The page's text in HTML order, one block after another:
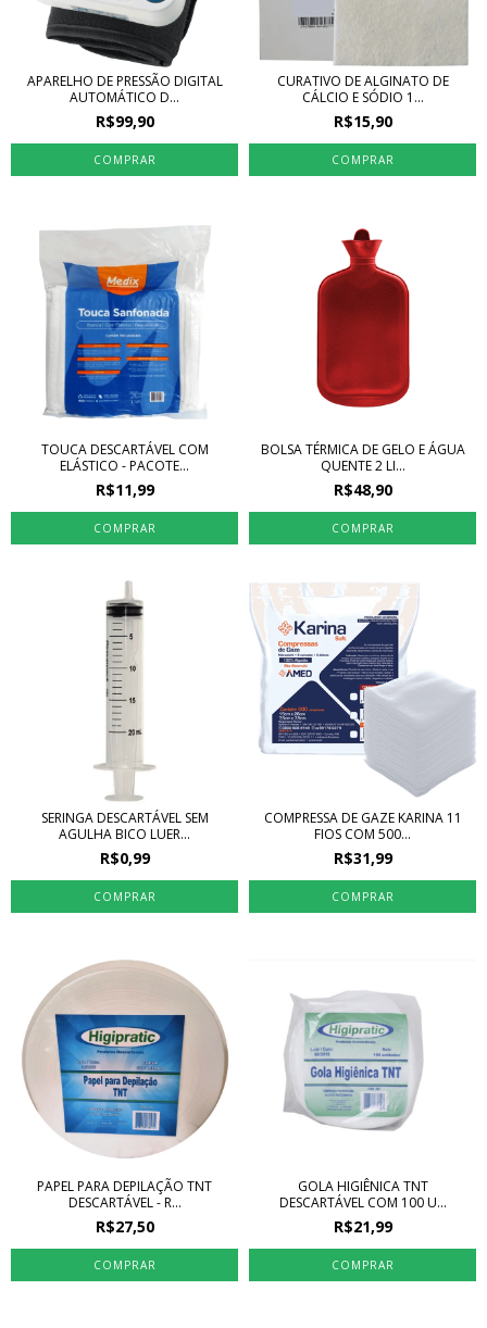
APARELHO DE PRESSÃO DIGITAL
AUTOMÁTICO D...
R$99,90
CURATIVO DE ALGINATO DE
CÁLCIO E SÓDIO 1...
R$15,90
TOUCA DESCARTÁVEL COM
ELÁSTICO - PACOTE...
R$11,99
BOLSA TÉRMICA DE GELO E ÁGUA
QUENTE 2 LI...
R$48,90
SERINGA DESCARTÁVEL SEM
AGULHA BICO LUER...
R$0,99
COMPRESSA DE GAZE KARINA 11
FIOS COM 500...
R$31,99
PAPEL PARA DEPILAÇÃO TNT
DESCARTÁVEL - R...
R$27,50
GOLA HIGIÊNICA TNT
DESCARTÁVEL COM 100 U...
R$21,99